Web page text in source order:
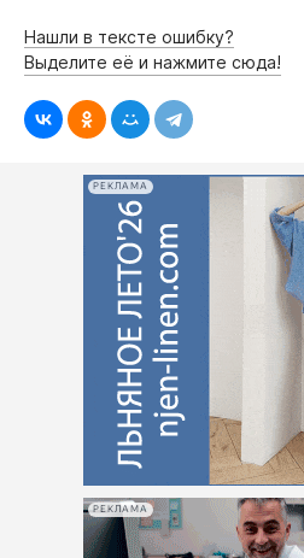
Нашли в тексте ошибку?
Выделите её и нажмите сюда!
РЕКЛАМА
РЕКЛАМА